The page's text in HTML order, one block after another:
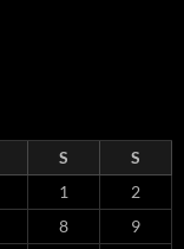
S
S
1
2
8
9